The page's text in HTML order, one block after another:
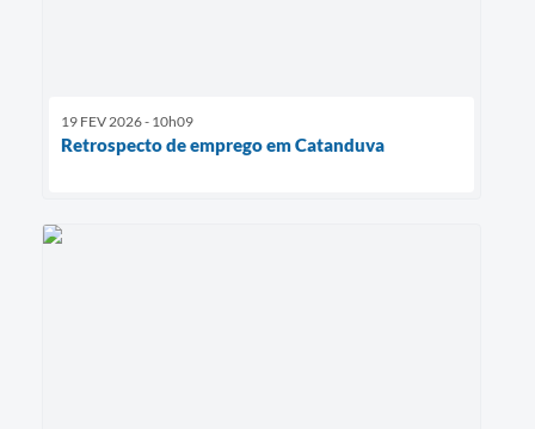
19 FEV 2026 - 10h09
Retrospecto de emprego em Catanduva